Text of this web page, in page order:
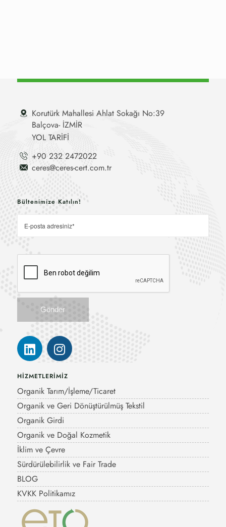
Korutürk Mahallesi Ahlat Sokağı No:39
Balçova- İZMİR
YOL TARİFİ
+90 232 2472022
ceres@ceres-cert.com.tr
Bültenimize Katılın!
HİZMETLERİMİZ
Organik Tarım/İşleme/Ticaret
Organik ve Geri Dönüştürülmüş Tekstil
Organik Girdi
Organik ve Doğal Kozmetik
İklim ve Çevre
Sürdürülebilirlik ve Fair Trade
BLOG
KVKK Politikamız